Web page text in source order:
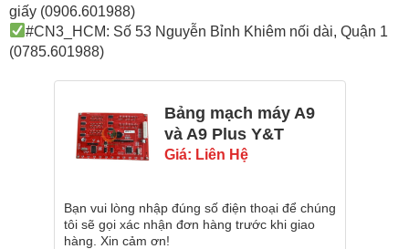
giấy (0906.601988)
#CN3_HCM: Số 53 Nguyễn Bỉnh Khiêm nối dài, Quận 1
(0785.601988)
Bảng mạch máy A9
và A9 Plus Y&T
Giá: Liên Hệ
Bạn vui lòng nhập đúng số điện thoại để chúng
tôi sẽ gọi xác nhận đơn hàng trước khi giao
hàng. Xin cảm ơn!